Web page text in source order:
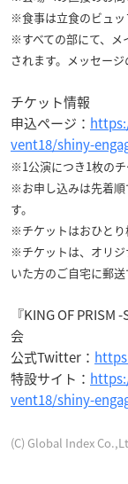
※食事は立食のビュッ
※すべての部にて、メ
されます。メッセージ
チケット情報
申込ページ：
vent18/shiny-
※1公演につき1枚のチ
※お申し込みは先着順
す。
※チケットはおひとり
※チケットは、オリジ
いた方のご自宅に郵送
『KING OF
会
公式Twitter：
特設サイト：
vent18/shiny-
(C) Global Index